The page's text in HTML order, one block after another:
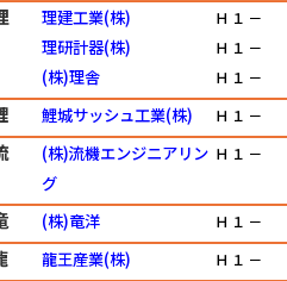
理建工業(株) Ｈ １ －
理研計器(株) Ｈ １ －
(株)理舎 Ｈ １ －
鯉城サッシュ工業(株) Ｈ １ －
(株)流機エンジニアリン
グ
Ｈ １ －
(株)竜洋 Ｈ １ －
龍王産業(株) Ｈ １ －